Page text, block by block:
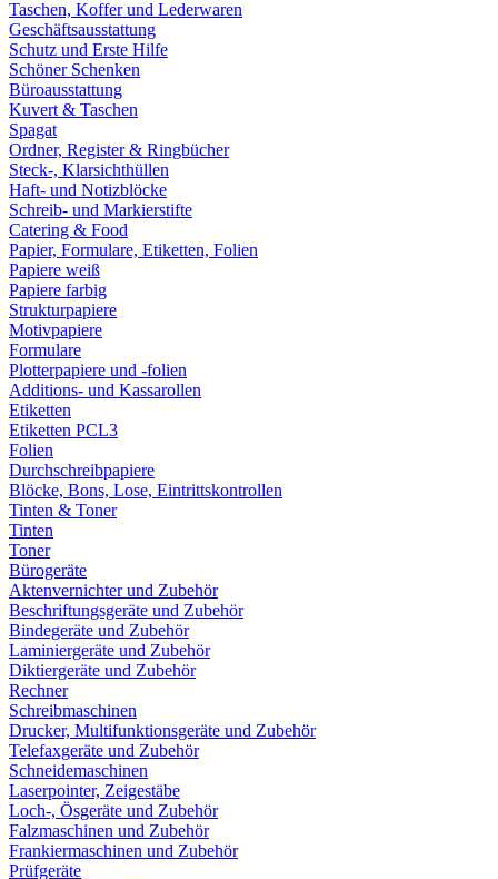
Taschen, Koffer und Lederwaren
Geschäftsausstattung
Schutz und Erste Hilfe
Schöner Schenken
Büroausstattung
Kuvert & Taschen
Spagat
Ordner, Register & Ringbücher
Steck-, Klarsichthüllen
Haft- und Notizblöcke
Schreib- und Markierstifte
Catering & Food
Papier, Formulare, Etiketten, Folien
Papiere weiß
Papiere farbig
Strukturpapiere
Motivpapiere
Formulare
Plotterpapiere und -folien
Additions- und Kassarollen
Etiketten
Etiketten PCL3
Folien
Durchschreibpapiere
Blöcke, Bons, Lose, Eintrittskontrollen
Tinten & Toner
Tinten
Toner
Bürogeräte
Aktenvernichter und Zubehör
Beschriftungsgeräte und Zubehör
Bindegeräte und Zubehör
Laminiergeräte und Zubehör
Diktiergeräte und Zubehör
Rechner
Schreibmaschinen
Drucker, Multifunktionsgeräte und Zubehör
Telefaxgeräte und Zubehör
Schneidemaschinen
Laserpointer, Zeigestäbe
Loch-, Ösgeräte und Zubehör
Falzmaschinen und Zubehör
Frankiermaschinen und Zubehör
Prüfgeräte